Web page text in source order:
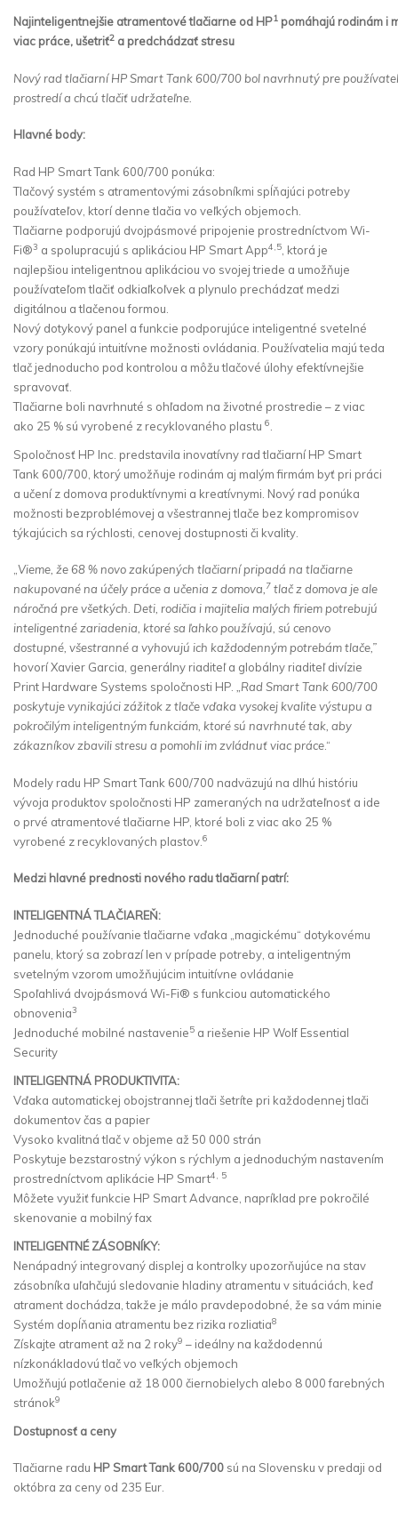
Najinteligentnejšie atramentové tlačiarne od HP1 pomáhajú rodinám i
viac práce, ušetriť2 a predchádzať stresu
Nový rad tlačiarní HP Smart Tank 600/700 bol navrhnutý pre
prostredí a chcú tlačiť udržateľne.
Hlavné body:
Rad HP Smart Tank 600/700 ponúka:
Tlačový systém s atramentovými zásobníkmi spĺňajúci potreby
používateľov, ktorí denne tlačia vo veľkých objemoch.
Tlačiarne podporujú dvojpásmové pripojenie prostredníctvom Wi-
Fi®3 a spolupracujú s aplikáciou HP Smart App4,5 , ktorá je
najlepšiou inteligentnou aplikáciou vo svojej triede a umožňuje
používateľom tlačiť odkiaľkoľvek a plynulo prechádzať medzi
digitálnou a tlačenou formou.
Nový dotykový panel a funkcie podporujúce inteligentné svetelné
vzory ponúkajú intuitívne možnosti ovládania. Používatelia majú teda
tlač jednoducho pod kontrolou a môžu tlačové úlohy efektívnejšie
spravovať.
Tlačiarne boli navrhnuté s ohľadom na životné prostredie – z viac
ako 25 % sú vyrobené z recyklovaného plastu 6
Spoločnosť HP Inc. predstavila inovatívny rad tlačiarní HP Smart
Tank 600/700, ktorý umožňuje rodinám aj malým firmám byť pri práci
a učení z domova produktívnymi a kreatívnymi. Nový rad ponúka
možnosti bezproblémovej a všestrannej tlače bez kompromisov
týkajúcich sa rýchlosti, cenovej dostupnosti či kvality.
Vieme, že 68 % novo zakúpených tlačiarní pripadá na tlačiarne
nakupované na účely práce a učenia z domova, 7 tlač z domova je ale
náročná pre všetkých. Deti, rodičia i majitelia malých firiem potrebujú
inteligentné zariadenia, ktoré sa ľahko používajú, sú cenovo
dostupné, všestranné a vyhovujú ich každodenným potrebám tlače,”
hovorí Xavier Garcia, generálny riaditeľ a globálny riaditeľ divízie
Print Hardware Systems spoločnosti HP.
„Rad Smart Tank 600/700
poskytuje vynikajúci zážitok z tlače vďaka vysokej kvalite výstupu a
pokročilým inteligentným funkciám, ktoré sú navrhnuté tak, aby
zákazníkov zbavili stresu a pomohli im zvládnuť viac práce.“
Modely radu HP Smart Tank 600/700 nadväzujú na dlhú históriu
vývoja produktov spoločnosti HP zameraných na udržateľnosť a ide
o prvé atramentové tlačiarne HP, ktoré boli z viac ako 25 %
vyrobené z recyklovaných plastov. 6
Medzi hlavné prednosti nového radu tlačiarní patrí:
INTELIGENTNÁ TLAČIAREŇ:
Jednoduché používanie tlačiarne vďaka „magickému“ dotykovému
panelu, ktorý sa zobrazí len v prípade potreby, a inteligentným
svetelným vzorom umožňujúcim intuitívne ovládanie
Spoľahlivá dvojpásmová Wi-Fi® s funkciou automatického
obnovenia3
Jednoduché mobilné nastavenie5 a riešenie HP Wolf Essential
Security
INTELIGENTNÁ PRODUKTIVITA:
Vďaka automatickej obojstrannej tlači šetríte pri každodennej tlači
dokumentov čas a papier
Vysoko kvalitná tlač v objeme až 50 000 strán
Poskytuje bezstarostný výkon s rýchlym a jednoduchým nastavením
prostredníctvom aplikácie HP Smart4, 5
Môžete využiť funkcie HP Smart Advance, napríklad pre pokročilé
skenovanie a mobilný fax
INTELIGENTNÉ ZÁSOBNÍKY:
Nenápadný integrovaný displej a kontrolky upozorňujúce na stav
zásobníka uľahčujú sledovanie hladiny atramentu v situáciách, keď
atrament dochádza, takže je málo pravdepodobné, že sa vám minie
Systém dopĺňania atramentu bez rizika rozliatia8
Získajte atrament až na 2 roky9 – ideálny na každodennú
nízkonákladovú tlač vo veľkých objemoch
Umožňujú potlačenie až 18 000 čiernobielych alebo 8 000 farebných
stránok9
Dostupnosť a ceny
Tlačiarne radu HP Smart Tank 600/700 sú na Slovensku v predaji od
októbra za ceny od 235 Eur.